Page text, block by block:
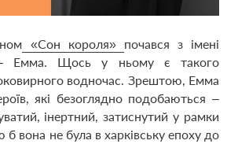
«Сон короля» почався з імені
– Емма. Щось у ньому є такого
водночас. Зрештою, Емма
які безоглядно подобаються –
інертний, затиснутий у рамки
вона не була в харківську епоху до